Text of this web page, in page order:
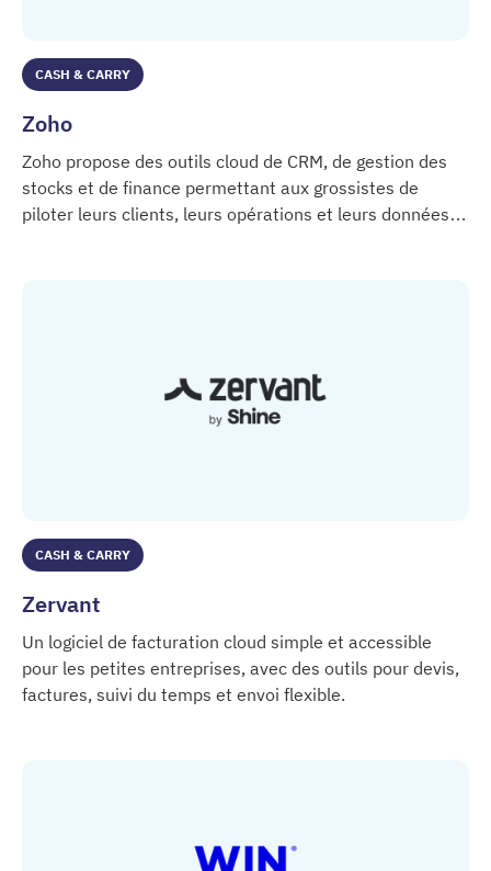
CASH & CARRY
Zoho
Zoho propose des outils cloud de CRM, de gestion des
stocks et de finance permettant aux grossistes de
piloter leurs clients, leurs opérations et leurs données
CASH & CARRY
Zervant
Un logiciel de facturation cloud simple et accessible
pour les petites entreprises, avec des outils pour devis,
factures, suivi du temps et envoi flexible.